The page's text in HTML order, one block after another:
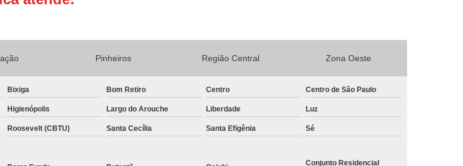
Conserto de Adega Brastemp
Conserto de Adega Climatizada
Conserto de Adega de Vinho
Conserto de Adega Quebrada
Conserto Placa Adega
Assistencia Tecnica e Conserto Geladeira Expositora
Conserto de Geladeira Expositora
de Geladeira Expositora de Bebidas
Conserto de Geladeira Expositora Vertical
Conserto Geladeira Expositora
Conserto para Geladeira Expositora
Pinheiros Região Central Zona Oeste
Bixiga Bom Retiro Centro Centro de São Paulo
Higienópolis Largo do Arouche Liberdade Luz
Roosevelt (CBTU) Santa Cecília Santa Efigênia Sé
Conjunto Residencial